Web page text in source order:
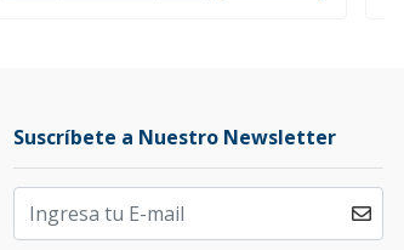
Suscríbete a Nuestro Newsletter